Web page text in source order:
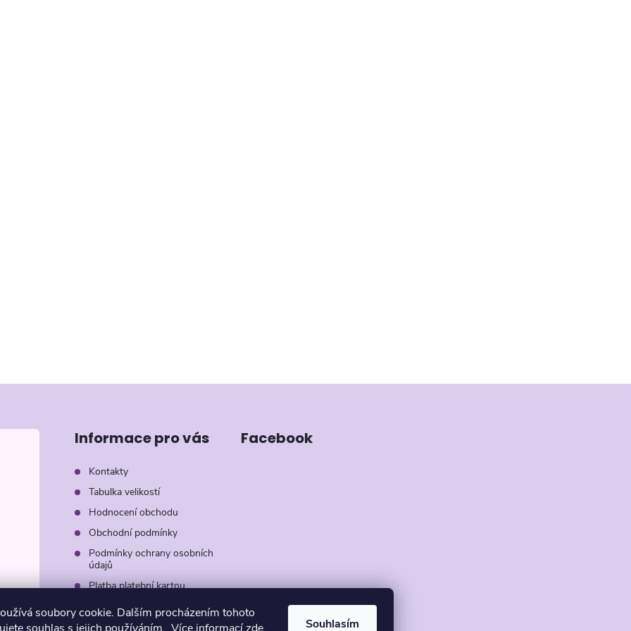
soubory cookie. Dalším procházením tohoto
Souhlasím
Informace pro vás
Kontakty
Tabulka velikostí
Hodnocení obchodu
Obchodní podmínky
Podmínky ochrany osobních
údajů
Platba platební kartou
Záruka AVON
Facebook